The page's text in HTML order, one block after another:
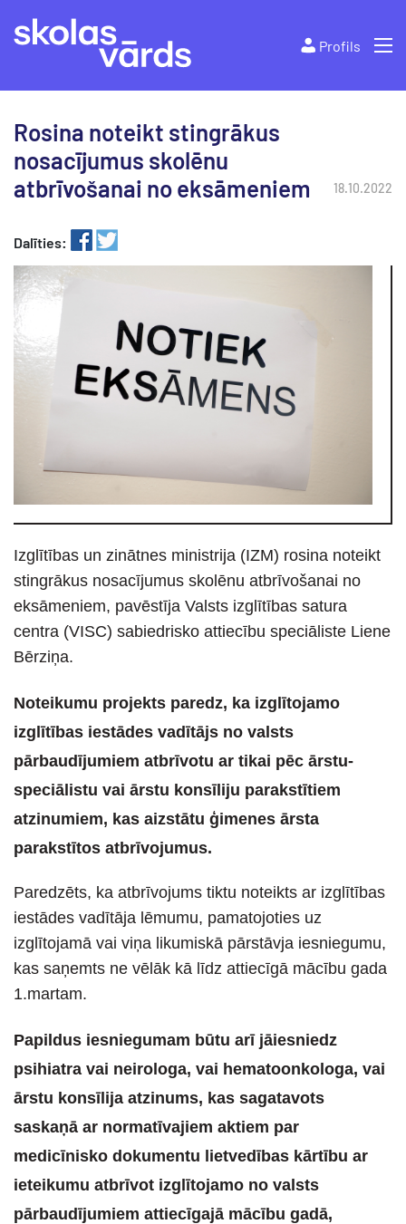
Profils
Rosina noteikt stingrākus
nosacījumus skolēnu
atbrīvošanai no eksāmeniem
18.10.2022
Dalīties:
Izglītības un zinātnes ministrija (IZM) rosina noteikt
stingrākus nosacījumus skolēnu atbrīvošanai no
eksāmeniem, pavēstīja Valsts izglītības satura
centra (VISC) sabiedrisko attiecību speciāliste Liene
Bērziņa.
Noteikumu projekts paredz, ka izglītojamo
izglītības iestādes vadītājs no valsts
pārbaudījumiem atbrīvotu ar tikai pēc ārstu-
speciālistu vai ārstu konsīliju parakstītiem
atzinumiem, kas aizstātu ģimenes ārsta
parakstītos atbrīvojumus.
Paredzēts, ka atbrīvojums tiktu noteikts ar izglītības
iestādes vadītāja lēmumu, pamatojoties uz
izglītojamā vai viņa likumiskā pārstāvja iesniegumu,
kas saņemts ne vēlāk kā līdz attiecīgā mācību gada
1.martam.
Papildus iesniegumam būtu arī jāiesniedz
psihiatra vai neirologa, vai hematoonkologa, vai
ārstu konsīlija atzinums, kas sagatavots
saskaņā ar normatīvajiem aktiem par
medicīnisko dokumentu lietvedības kārtību ar
ieteikumu atbrīvot izglītojamo no valsts
pārbaudījumiem attiecīgajā mācību gadā,